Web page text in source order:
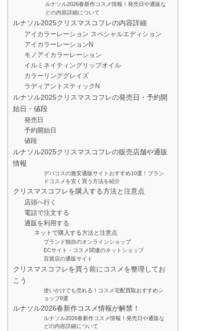
ルナソル2026春新作コスメ情報！発売日や通販な
どの内容詳細について
ルナソル2025クリスマスコフレの内容詳細
アイカラーレーション スペシャルエディション
アイカラーレーションN
モノアイカラーレーション
イルミネイティングリップオイル
カラーリンググレイズ
ラディアントスティックN
ルナソル2025クリスマスコフレの発売日・予約開
始日・値段
発売日
予約開始日
値段
ルナソル2025クリスマスコフレの販売店舗や通販
情報
デパコスの激安通販サイトおすすめ10選！ブラン
ドコスメを安く買う方法を紹介
クリスマスコフレを購入する方法と注意点
店頭へ行く
電話で注文する
通販を利用する
ネットで購入する方法と注意点
ブランド独自のオンラインショップ
ECサイト・コスメ関連のネットショップ
百貨店の通販サイト
クリスマスコフレを買う前にコスメを整理してお
こう
使いかけでも売れる！コスメ宅配買取おすすめシ
ョップ8選
ルナソル2026春新作コスメ情報が解禁！
ルナソル2026春新作コスメ情報！発売日や通販な
どの内容詳細について